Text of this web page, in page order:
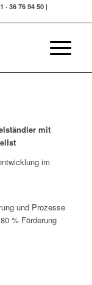
· 36 76 94 50 |
mit
im
und Prozesse
% Förderung